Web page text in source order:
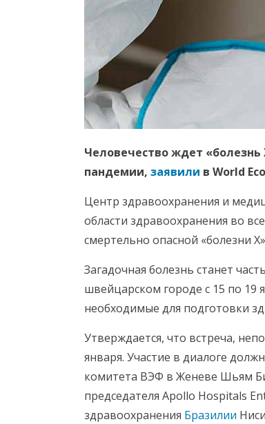
Человечество ждет «болезнь
пандемии, заявили в World
Центр здравоохранения и
области здравоохранения во
смертельно опасной «болезни
Загадочная болезнь станет
швейцарском городе с 15 по 19
необходимые для подготовки
Утверждается, что встреча,
января. Участие в диалоге
комитета ВЭФ в Женеве Шьям
председателя Apollo Hospitals
здравоохранения Бразилии